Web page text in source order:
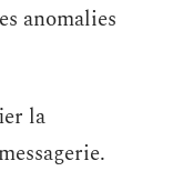
anomalies
la